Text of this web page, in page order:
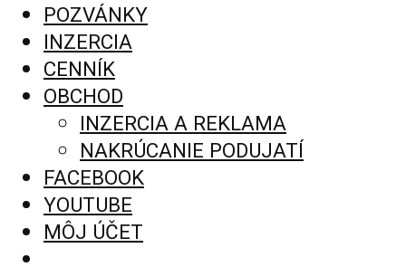
POZVÁNKY
INZERCIA
CENNÍK
OBCHOD
INZERCIA A REKLAMA
NAKRÚCANIE PODUJATÍ
FACEBOOK
YOUTUBE
MÔJ ÚČET